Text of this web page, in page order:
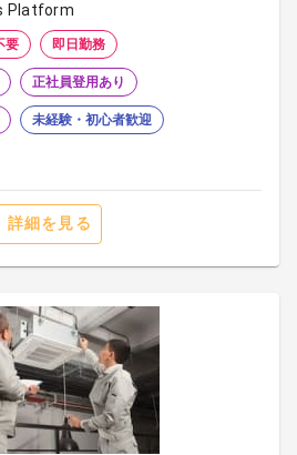
Platform
要 即日勤務
正社員登用あり
未経験・初心者歓迎
詳細を見る